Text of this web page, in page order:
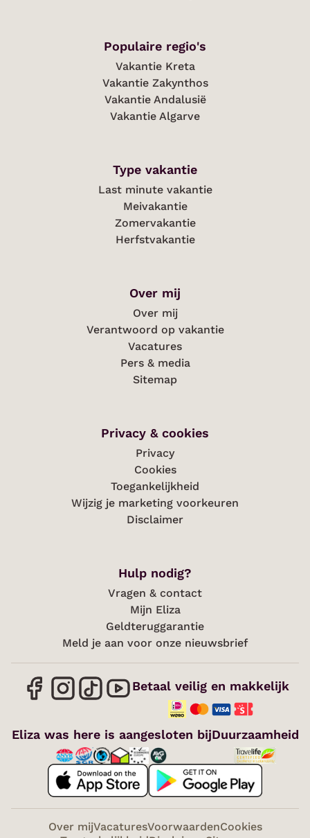
Populaire regio's
Vakantie Kreta
Vakantie Zakynthos
Vakantie Andalusië
Vakantie Algarve
Type vakantie
Last minute vakantie
Meivakantie
Zomervakantie
Herfstvakantie
Over mij
Over mij
Verantwoord op vakantie
Vacatures
Pers & media
Sitemap
Privacy & cookies
Privacy
Cookies
Toegankelijkheid
Wijzig je marketing voorkeuren
Disclaimer
Hulp nodig?
Vragen & contact
Mijn Eliza
Geldteruggarantie
Meld je aan voor onze nieuwsbrief
Betaal veilig en makkelijk
Eliza was here is aangesloten bijDuurzaamheid
Over mijVacaturesVoorwaardenCookies